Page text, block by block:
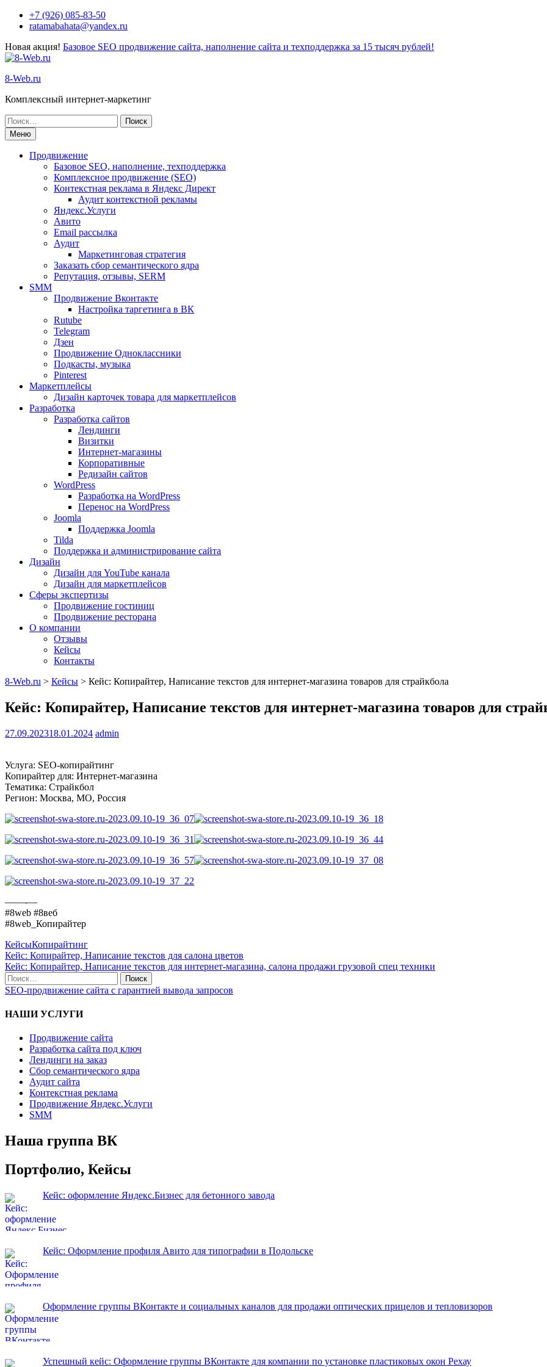
+7 (926) 085-83-50
ratamabahata@yandex.ru
Новая акция! Базовое SEO продвижение сайта, наполнение сайта и техподдержка за 15 тысяч рублей!
8-Web.ru
Комплексный интернет-маркетинг
Меню
Продвижение
Базовое SEO, наполнение, техподдержка
Комплексное продвижение (SEO)
Контекстная реклама в Яндекс Директ
Аудит контекстной рекламы
Яндекс.Услуги
Авито
Email рассылка
Аудит
Маркетинговая стратегия
Заказать сбор семантического ядра
Репутация, отзывы, SERM
SMM
Продвижение Вконтакте
Настройка таргетинга в ВК
Rutube
Telegram
Дзен
Продвижение Одноклассники
Подкасты, музыка
Pinterest
Маркетплейсы
Дизайн карточек товара для маркетплейсов
Разработка
Разработка сайтов
Лендинги
Визитки
Интернет-магазины
Корпоративные
Редизайн сайтов
WordPress
Разработка на WordPress
Перенос на WordPress
Joomla
Поддержка Joomla
Tilda
Поддержка и администрирование сайта
Дизайн
Дизайн для YouTube канала
Дизайн для маркетплейсов
Сферы экспертизы
Продвижение гостиниц
Продвижение ресторана
О компании
Отзывы
Кейсы
Контакты
8-Web.ru > Кейсы > Кейс: Копирайтер, Написание текстов для интернет-магазина товаров для страйкбола
Кейс: Копирайтер, Написание текстов для интернет-магазина товаров для
27.09.202318.01.2024 admin
Услуга: SEO-копирайтинг
Копирайтер для: Интернет-магазина
Тематика: Страйкбол
Регион: Москва, МО, Россия
——-—
#8web #8веб
#8web_Копирайтер
КейсыКопирайтинг
Кейс: Копирайтер, Написание текстов для салона цветов
Кейс: Копирайтер, Написание текстов для интернет-магазина, салона продажи грузовой спец техники
SEO-продвижение сайта с гарантией вывода запросов
НАШИ УСЛУГИ
Продвижение сайта
Разработка сайта под ключ
Лендинги на заказ
Сбор семантического ядра
Аудит сайта
Контекстная реклама
Продвижение Яндекс.Услуги
SMM
Наша группа ВК
Портфолио, Кейсы
Кейс: оформление Яндекс.Бизнес для бетонного завода
Кейс: Оформление профиля Авито для типографии в Подольске
Оформление группы ВКонтакте и социальных каналов для продажи оптических прицелов и тепловизоров
Успешный кейс: Оформление группы ВКонтакте для компании по установке пластиковых окон Рехау